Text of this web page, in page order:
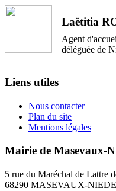
Laëtitia
Agent
déléguée de
Liens utiles
Nous contacter
Plan du site
Mentions légales
Mairie de Masevaux-
5 rue du Maréchal de Lattre
68290 MASEVAUX-